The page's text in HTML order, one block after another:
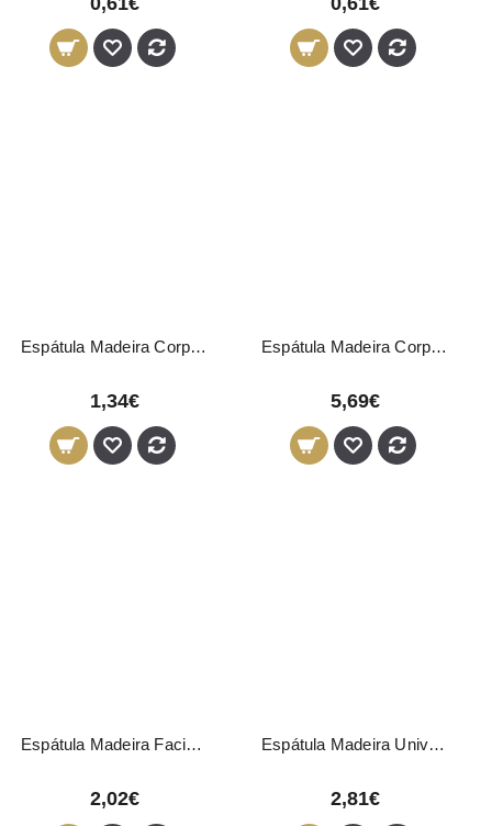
Espátula Madeira Corporal Sibel 15,5cm 10 Unidades
1,34€
Espátula Madeira Corporal Sibel 15,5cm 200 Unidades
5,69€
Espátula Madeira Facial 100 Unidades
2,02€
Espátula Madeira Universal 100 Unidades
2,81€